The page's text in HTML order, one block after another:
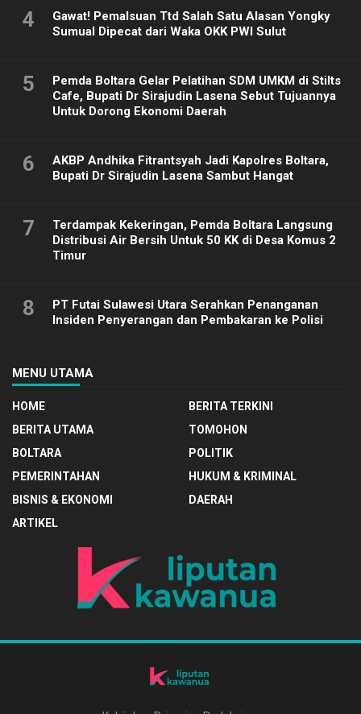
4
Gawat! Pemalsuan Ttd Salah Satu Alasan Yongky
Sumual Dipecat dari Waka OKK PWI Sulut
5
Pemda Boltara Gelar Pelatihan SDM UMKM di Stilts
Cafe, Bupati Dr Sirajudin Lasena Sebut Tujuannya
Untuk Dorong Ekonomi Daerah
6
AKBP Andhika Fitrantsyah Jadi Kapolres Boltara,
Bupati Dr Sirajudin Lasena Sambut Hangat
7
Terdampak Kekeringan, Pemda Boltara Langsung
Distribusi Air Bersih Untuk 50 KK di Desa Komus 2
Timur
8
PT Futai Sulawesi Utara Serahkan Penanganan
Insiden Penyerangan dan Pembakaran ke Polisi
MENU UTAMA
HOME
BERITA TERKINI
BERITA UTAMA
TOMOHON
BOLTARA
POLITIK
PEMERINTAHAN
HUKUM & KRIMINAL
BISNIS & EKONOMI
DAERAH
ARTIKEL